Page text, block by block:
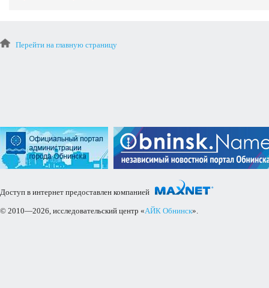
Перейти на главную страницу
Доступ в интернет предоставлен компанией
© 2010—2026, исследовательский центр «АЙК Обнинск».